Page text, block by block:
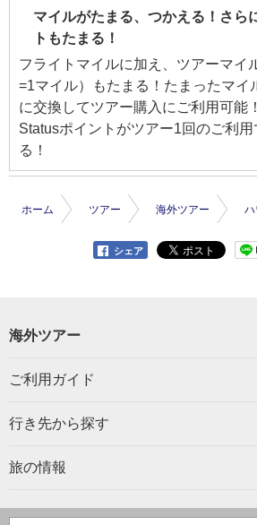
マイルがたまる、つかえる！さら
トもたまる！
フライトマイルに加え、ツアーマイ
=1マイル）もたまる！たまったマイ
に交換してツアー購入にご利用可能
Statusポイントがツアー1回のご利用
る！
ホーム ツアー 海外ツアー ハ
シェア
海外ツアー
ご利用ガイド
行き先から探す
旅の情報